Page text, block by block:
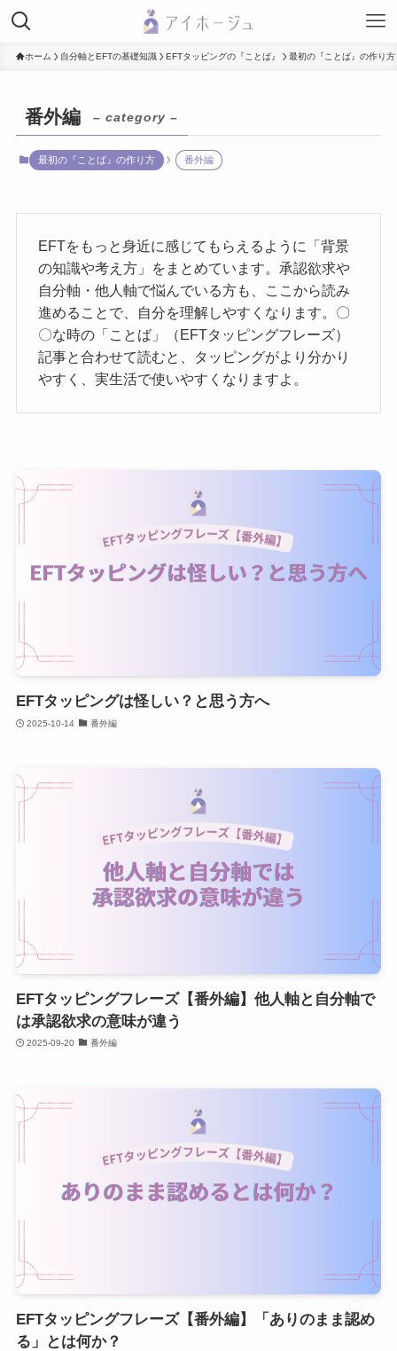
ホーム 自分軸とEFTの基礎知識 EFTタッピングの『ことば』 最初の『ことば』の作り方
番外編 – category –
最初の『ことば』の作り方 番外編
EFTをもっと身近に感じてもらえるように「背景
の知識や考え方」をまとめています。承認欲求や
自分軸・他人軸で悩んでいる方も、ここから読み
進めることで、自分を理解しやすくなります。〇
〇な時の「ことば」（EFTタッピングフレーズ）
記事と合わせて読むと、タッピングがより分かり
やすく、実生活で使いやすくなりますよ。
EFTタッピングは怪しい？と思う方へ
2025-10-14 番外編
EFTタッピングフレーズ【番外編】他人軸と自分軸で
は承認欲求の意味が違う
2025-09-20 番外編
EFTタッピングフレーズ【番外編】「ありのまま認め
る」とは何か？